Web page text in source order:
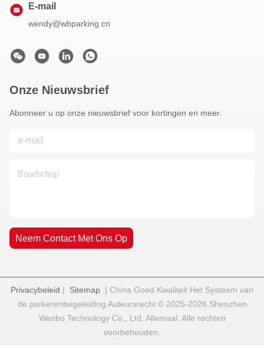
E-mail
wendy@wbparking.cn
Onze Nieuwsbrief
Abonneer u op onze nieuwsbrief voor kortingen en meer.
Neem Contact Met Ons Op
Privacybeleid | Sitemap | China Goed Kwaliteit Het Systeem van
de parkerenbegeleiding Auteursrecht © 2025-2026 Shenzhen
Wanbo Technology Co., Ltd. Allemaal. Alle rechten
voorbehouden.